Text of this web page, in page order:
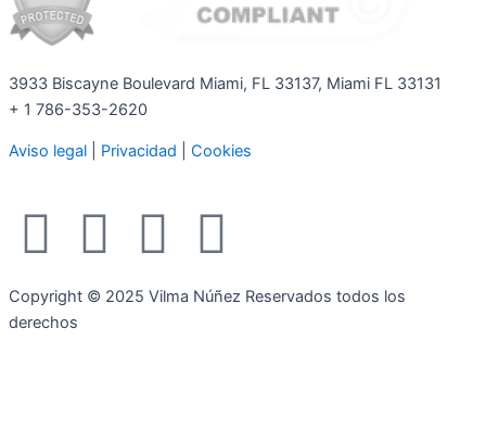
3933 Biscayne Boulevard Miami, FL 33137, Miami FL 33131
+ 1 786-353-2620
Aviso legal Privacidad Cookies
F
a
c
I
n
T
w
Y
o
Copyright © 2025 Vilma Núñez Reservados todos los
derechos